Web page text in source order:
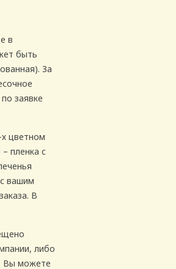
в
быть
За
заявке
цветном
пленка с
вашим
В
либо
Вы можете